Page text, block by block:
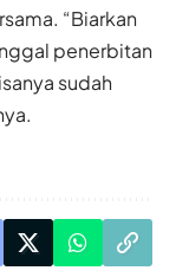
“Biarkan
penerbitan
sudah